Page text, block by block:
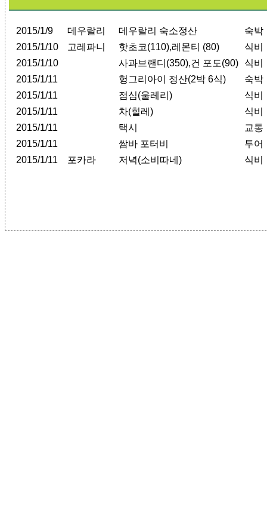
2015/1/9 데우랄리 데우랄리 숙소정산
숙박
2015/1/10
고레파니 핫초코(110),레몬티 (80)
식비
2015/1/10
사과브랜디(350),건 포도(90)
식비
2015/1/11
헝그리아이 정산(2박 6식)
숙박
2015/1/11
점심(울레리)
식비
2015/1/11
차(힐레)
식비
2015/1/11
택시
교통
2015/1/11
쌈바 포터비
투어
2015/1/11
포카라 저녁(소비따네) 식비